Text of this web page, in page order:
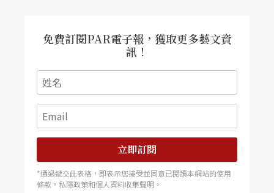
不難察覺到它無所不在的後設色彩。除了娜拉的轉
變以外，此劇最爲人詬病的是下列兩點：首先，全
劇運用了過多通俗劇（melodrama）與佳構劇（we
ll-made play）的元素；再來，劇中阮克醫師（Dr. R
ank） 一角對情節的發展沒有發生任何影響，對結
構亦無貢獻，是個多餘的人物。現就後設的觀點來
細究這兩大「缺點」。
免費訂閱PAR電子報，獲取更多藝文資
訊！
立即訂閱
*通過遞交此表格，即表示您接受並同意已閱讀本網站的使用
條款，私隱政策和個人資料收集聲明。